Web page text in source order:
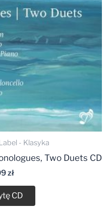
- Klasyka
Two Duets CD
zł
CD